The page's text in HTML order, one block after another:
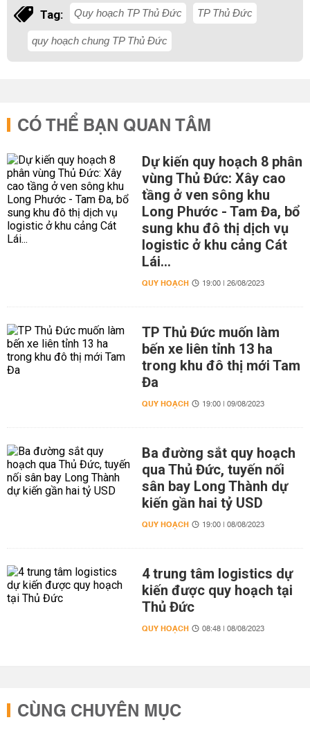
Tag: Quy hoạch TP Thủ Đức TP Thủ Đức
quy hoạch chung TP Thủ Đức
CÓ THỂ BẠN QUAN TÂM
Dự kiến quy hoạch 8 phân
vùng Thủ Đức: Xây cao
tầng ở ven sông khu
Long Phước - Tam Đa, bổ
sung khu đô thị dịch vụ
logistic ở khu cảng Cát
Lái...
QUY HOẠCH 19:00 | 26/08/2023
TP Thủ Đức muốn làm
bến xe liên tỉnh 13 ha
trong khu đô thị mới Tam
Đa
QUY HOẠCH 19:00 | 09/08/2023
Ba đường sắt quy hoạch
qua Thủ Đức, tuyến nối
sân bay Long Thành dự
kiến gần hai tỷ USD
QUY HOẠCH 19:00 | 08/08/2023
4 trung tâm logistics dự
kiến được quy hoạch tại
Thủ Đức
QUY HOẠCH 08:48 | 08/08/2023
CÙNG CHUYÊN MỤC